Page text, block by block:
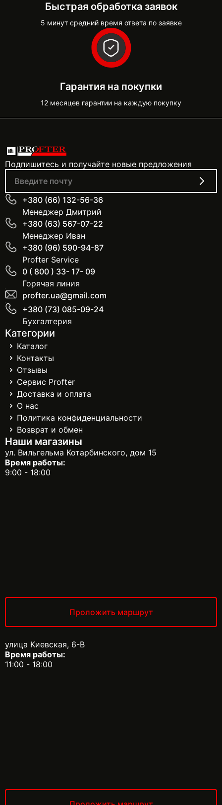
Быстрая обработка заявок
5 минут средний время ответа по заявке
Гарантия на покупки
12 месяцев гарантии на каждую покупку
Подпишитесь и получайте новые предложения
+380 (66) 132-56-36
Менеджер Дмитрий
+380 (63) 567-07-22
Менеджер Иван
+380 (96) 590-94-87
Profter Service
0 ( 800 ) 33- 17- 09
Горячая линия
profter.ua@gmail.com
+380 (73) 085-09-24
Бухгалтерия
Категории
Каталог
Контакты
Отзывы
Сервис Profter
Доставка и оплата
О нас
Политика конфиденциальности
Возврат и обмен
Наши магазины
ул. Вильгельма Котарбинского, дом 15
Время работы:
9:00 - 18:00
Проложить маршрут
улица Киевская, 6-В
Время работы:
11:00 - 18:00